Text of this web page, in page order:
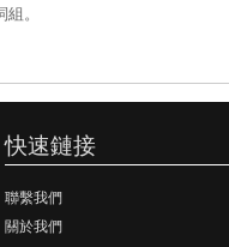
。
快速鏈接
聯繫我們
關於我們